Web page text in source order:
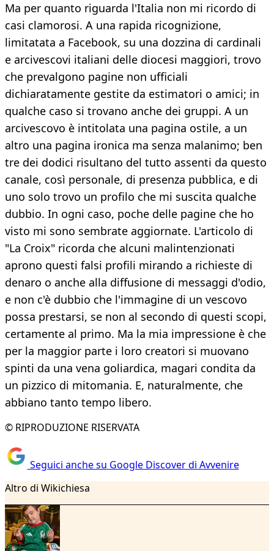
Ma per quanto riguarda l'Italia non mi ricordo di
casi clamorosi. A una rapida ricognizione,
limitatata a Facebook, su una dozzina di cardinali
e arcivescovi italiani delle diocesi maggiori, trovo
che prevalgono pagine non ufficiali
dichiaratamente gestite da estimatori o amici; in
qualche caso si trovano anche dei gruppi. A un
arcivescovo è intitolata una pagina ostile, a un
altro una pagina ironica ma senza malanimo; ben
tre dei dodici risultano del tutto assenti da questo
canale, così personale, di presenza pubblica, e di
uno solo trovo un profilo che mi suscita qualche
dubbio. In ogni caso, poche delle pagine che ho
visto mi sono sembrate aggiornate. L'articolo di
"La Croix" ricorda che alcuni malintenzionati
aprono questi falsi profili mirando a richieste di
denaro o anche alla diffusione di messaggi d'odio,
e non c'è dubbio che l'immagine di un vescovo
possa prestarsi, se non al secondo di questi scopi,
certamente al primo. Ma la mia impressione è che
per la maggior parte i loro creatori si muovano
spinti da una vena goliardica, magari condita da
un pizzico di mitomania. E, naturalmente, che
abbiano tanto tempo libero.
© RIPRODUZIONE RISERVATA
Seguici anche su Google Discover di Avvenire
Altro di Wikichiesa